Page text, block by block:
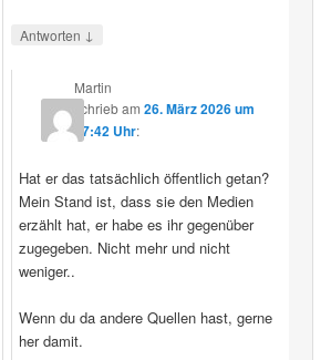
Antworten ↓
Martin
schriebam26. März 2026 um
07:42 Uhr:
Hat er das tatsächlich öffentlich getan?
Mein Stand ist, dass sie den Medien
erzählt hat, er habe es ihr gegenüber
zugegeben. Nicht mehr und nicht
weniger..
Wenn du da andere Quellen hast, gerne
her damit.